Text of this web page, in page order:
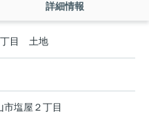
詳細情報
丁目 土地
市塩屋 ２丁目